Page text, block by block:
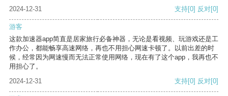
2024-12-31 支持[0] 反对[0]
游客
这款加速器app简直是居家旅行必备神器，无论是看视频、玩游戏还是工
作办公，都能畅享高速网络，再也不用担心网速卡顿了。以前出差的时
候，经常因为网速慢而无法正常使用网络，现在有了这个app，我再也不
用担心了。
2024-12-31
支持[0] 反对[0]